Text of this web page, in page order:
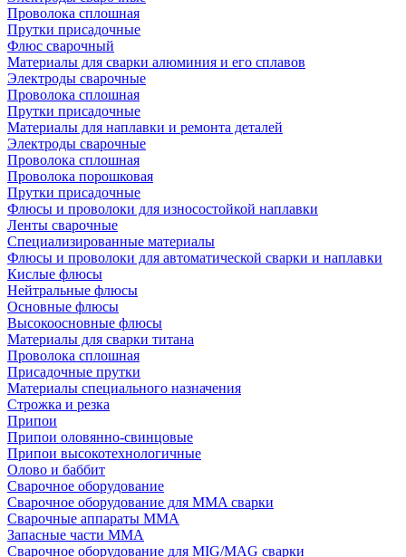
Проволока сплошная
Прутки присадочные
Флюс сварочный
Материалы для сварки алюминия и его сплавов
Электроды сварочные
Проволока сплошная
Прутки присадочные
Материалы для наплавки и ремонта деталей
Электроды сварочные
Проволока сплошная
Проволока порошковая
Прутки присадочные
Флюсы и проволоки для износостойкой наплавки
Ленты сварочные
Специализированные материалы
Флюсы и проволоки для автоматической сварки и наплавки
Кислые флюсы
Нейтральные флюсы
Основные флюсы
Высокоосновные флюсы
Материалы для сварки титана
Проволока сплошная
Присадочные прутки
Материалы специального назначения
Строжка и резка
Припои
Припои оловянно-свинцовые
Припои высокотехнологичные
Олово и баббит
Сварочное оборудование
Сварочное оборудование для MMA сварки
Сварочные аппараты MMA
Запасные части MMA
Сварочное оборудование для MIG/MAG сварки